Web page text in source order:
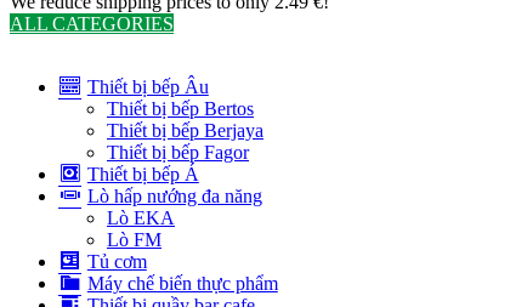
ALL CATEGORIES
Thiết bị bếp Âu
Thiết bị bếp Bertos
Thiết bị bếp Berjaya
Thiết bị bếp Fagor
Thiết bị bếp Á
Lò hấp nướng đa năng
Lò EKA
Lò FM
Tủ cơm
Máy chế biến thực phẩm